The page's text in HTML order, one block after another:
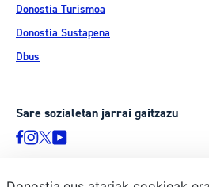
Donostia Turismoa
Donostia Sustapena
Dbus
Sare sozialetan jarrai gaitzazu